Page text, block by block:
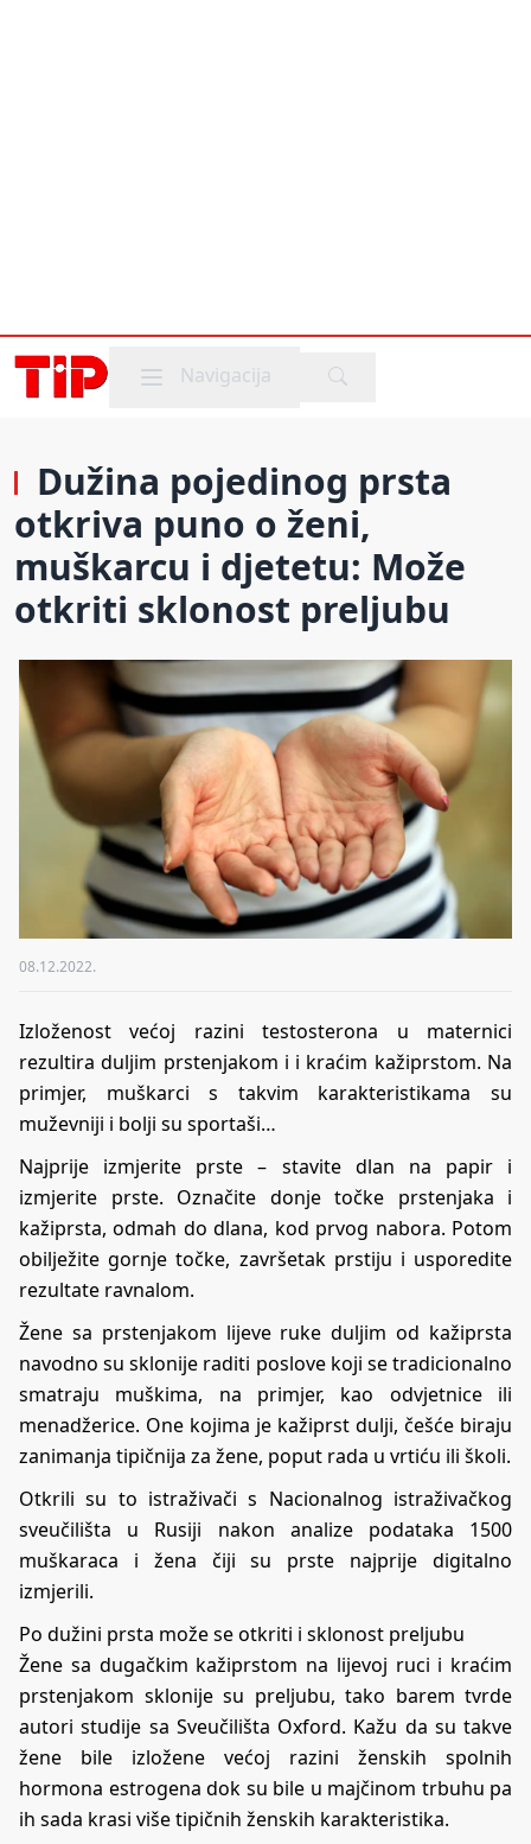
Mobile menu
Navigacija
Dužina pojedinog prsta
otkriva puno o ženi,
muškarcu i djetetu: Može
otkriti sklonost preljubu
08.12.2022.
Izloženost većoj razini testosterona u maternici
rezultira duljim prstenjakom i i kraćim kažiprstom. Na
primjer, muškarci s takvim karakteristikama su
muževniji i bolji su sportaši…
Najprije izmjerite prste – stavite dlan na papir i
izmjerite prste. Označite donje točke prstenjaka i
kažiprsta, odmah do dlana, kod prvog nabora. Potom
obilježite gornje točke, završetak prstiju i usporedite
rezultate ravnalom.
Žene sa prstenjakom lijeve ruke duljim od kažiprsta
navodno su sklonije raditi poslove koji se tradicionalno
smatraju muškima, na primjer, kao odvjetnice ili
menadžerice. One kojima je kažiprst dulji, češće biraju
zanimanja tipičnija za žene, poput rada u vrtiću ili školi.
Otkrili su to istraživači s Nacionalnog istraživačkog
sveučilišta u Rusiji nakon analize podataka 1500
muškaraca i žena čiji su prste najprije digitalno
izmjerili.
Po dužini prsta može se otkriti i sklonost preljubu
Žene sa dugačkim kažiprstom na lijevoj ruci i kraćim
prstenjakom sklonije su preljubu, tako barem tvrde
autori studije sa Sveučilišta Oxford. Kažu da su takve
žene bile izložene većoj razini ženskih spolnih
hormona estrogena dok su bile u majčinom trbuhu pa
ih sada krasi više tipičnih ženskih karakteristika.